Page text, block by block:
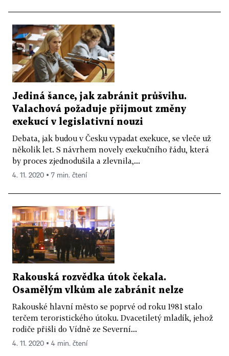
Jediná šance, jak zabránit průšvihu.
Valachová požaduje přijmout změny
exekucí v legislativní nouzi
Debata, jak budou v Česku vypadat exekuce, se vleče už
několik let. S návrhem novely exekučního řádu, která
by proces zjednodušila a zlevnila,...
4. 11. 2020 ▪ 7 min. čtení
Rakouská rozvědka útok čekala.
Osamělým vlkům ale zabránit nelze
Rakouské hlavní město se poprvé od roku 1981 stalo
terčem teroristického útoku. Dvacetiletý mladík, jehož
rodiče přišli do Vídně ze Severní...
4. 11. 2020 ▪ 4 min. čtení